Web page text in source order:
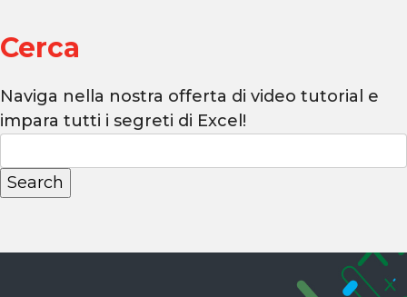
Cerca
Naviga nella nostra offerta di video tutorial e
impara tutti i segreti di Excel!